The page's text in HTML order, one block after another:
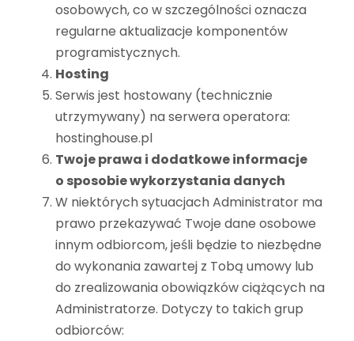
osobowych, co w szczególności oznacza
regularne aktualizacje komponentów
programistycznych.
Hosting
Serwis jest hostowany (technicznie
utrzymywany) na serwera operatora:
hostinghouse.pl
Twoje prawa i dodatkowe informacje
o sposobie wykorzystania danych
W niektórych sytuacjach Administrator ma
prawo przekazywać Twoje dane osobowe
innym odbiorcom, jeśli będzie to niezbędne
do wykonania zawartej z Tobą umowy lub
do zrealizowania obowiązków ciążących na
Administratorze. Dotyczy to takich grup
odbiorców: